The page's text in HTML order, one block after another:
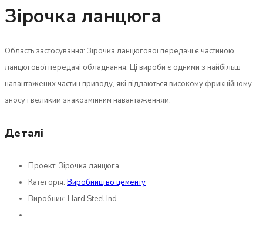
Зірочка ланцюга
Область застосування: Зірочка ланцюгової передачі є частиною
ланцюгової передачі обладнання. Ці вироби є одними з найбільш
навантажених частин приводу, які піддаються високому фрикційному
зносу і великим знакозмінним навантаженням.
Деталі
Проект: Зірочка ланцюга
Категорія: Виробництво цементу
Виробник: Hard Steel Ind.